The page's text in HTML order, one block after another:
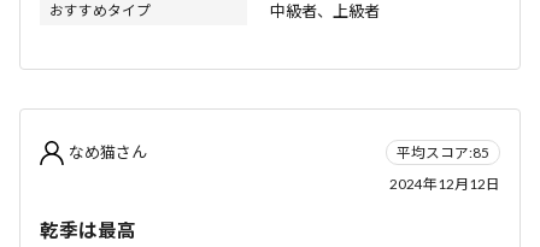
おすすめタイプ 中級者、上級者
なめ猫さん
平均スコア:85
2024年12月12日
乾季は最高